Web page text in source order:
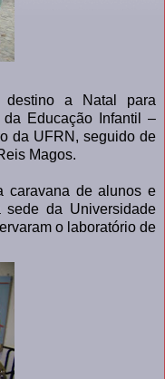
a Natal para
Educação Infantil –
da UFRN, seguido de
Magos.
caravana de alunos e
sede da Universidade
o laboratório de